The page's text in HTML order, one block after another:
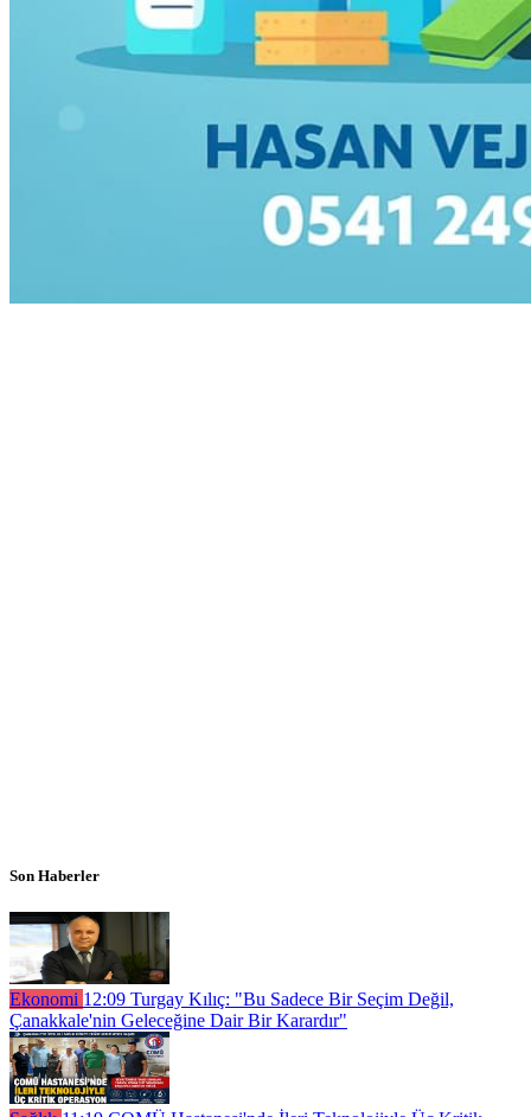
Son Haberler
Ekonomi 12:09 Turgay Kılıç: "Bu Sadece Bir Seçim Değil,
Çanakkale'nin Geleceğine Dair Bir Karardır"